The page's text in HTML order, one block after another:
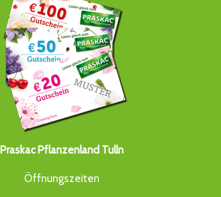
Praskac Pflanzenland Tulln
Öffnungszeiten